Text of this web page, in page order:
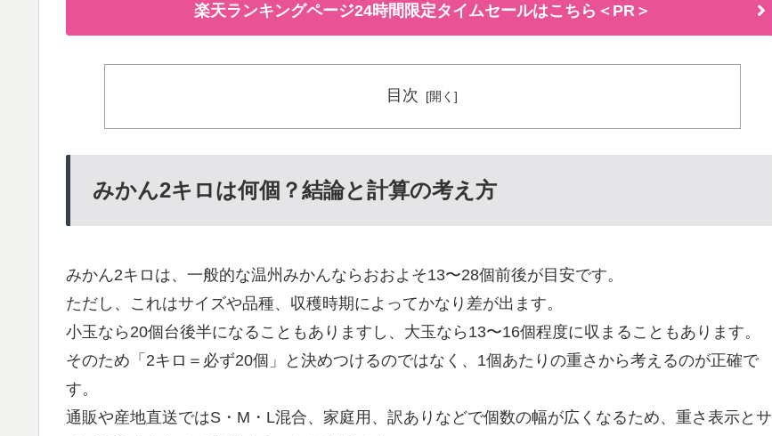
楽天ランキングページ24時間限定タイムセールはこちら＜PR＞
目次
みかん2キロは何個？結論と計算の考え方
みかん2キロは、一般的な温州みかんならおおよそ13〜28個前後が目安です。
ただし、これはサイズや品種、収穫時期によってかなり差が出ます。
小玉なら20個台後半になることもありますし、大玉なら13〜16個程度に収まることもあります。
そのため「2キロ＝必ず20個」と決めつけるのではなく、1個あたりの重さから考えるのが正確で
す。
通販や産地直送ではS・M・L混合、家庭用、訳ありなどで個数の幅が広くなるため、重さ表示とサ